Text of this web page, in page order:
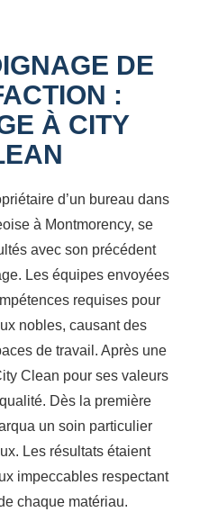
DE
:
À CITY
d’un bureau dans
à Montmorency, se
avec son précédent
Les équipes envoyées
requises pour
nobles, causant des
de travail. Après une
Clean pour ses valeurs
Dès la première
un soin particulier
Les résultats étaient
impeccables respectant
chaque matériau.